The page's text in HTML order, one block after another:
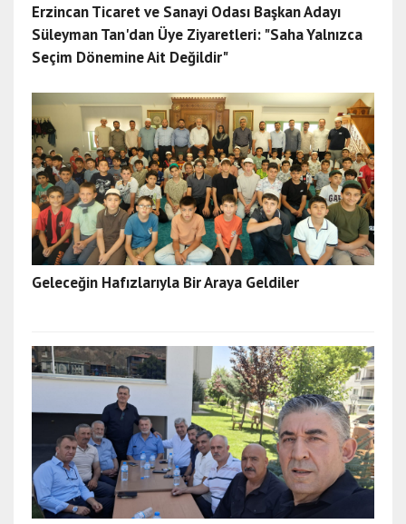
Erzincan Ticaret ve Sanayi Odası Başkan Adayı
Süleyman Tan'dan Üye Ziyaretleri: "Saha Yalnızca
Seçim Dönemine Ait Değildir"
Geleceğin Hafızlarıyla Bir Araya Geldiler